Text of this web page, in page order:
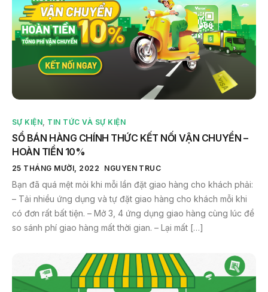
SỰ KIỆN TIN TỨC VÀ SỰ KIỆN
SỔ BÁN HÀNG CHÍNH THỨC KẾT NỐI VẬN CHUYỂN –
HOÀN TIỀN 10%
25 THÁNG MƯỜI, 2022 NGUYEN TRUC
Bạn đã quá mệt mỏi khi mỗi lần đặt giao hàng cho khách phải:
– Tải nhiều ứng dụng và tự đặt giao hàng cho khách mỗi khi
có đơn rất bất tiện. – Mở 3, 4 ứng dụng giao hàng cùng lúc để
so sánh phí giao hàng mất thời gian. – Lại mất […]